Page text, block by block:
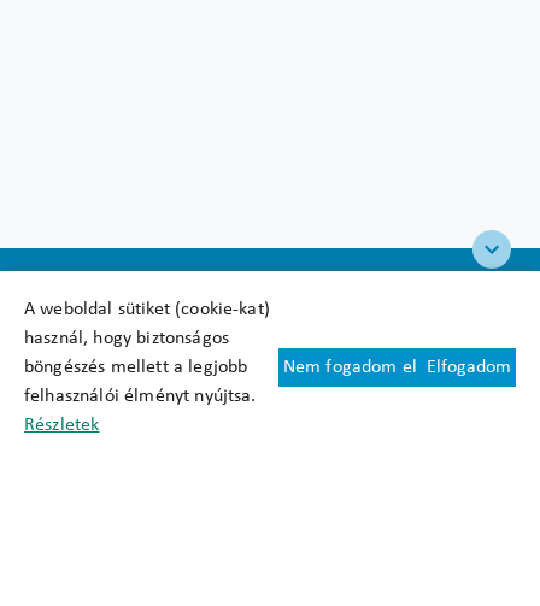
A weboldal sütiket (cookie-kat)
használ, hogy biztonságos
böngészés mellett a legjobb
felhasználói élményt nyújtsa.
Részletek
Nem fogadom el Elfogadom
Felhasználási feltételek